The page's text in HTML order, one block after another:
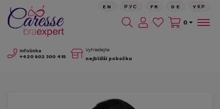
Infolinka
+420 602 300 415
Vyhledejte
nejbližší pobočku
EN РУС FR DE YКР
0